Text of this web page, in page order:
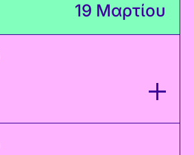
19 Μαρτίου